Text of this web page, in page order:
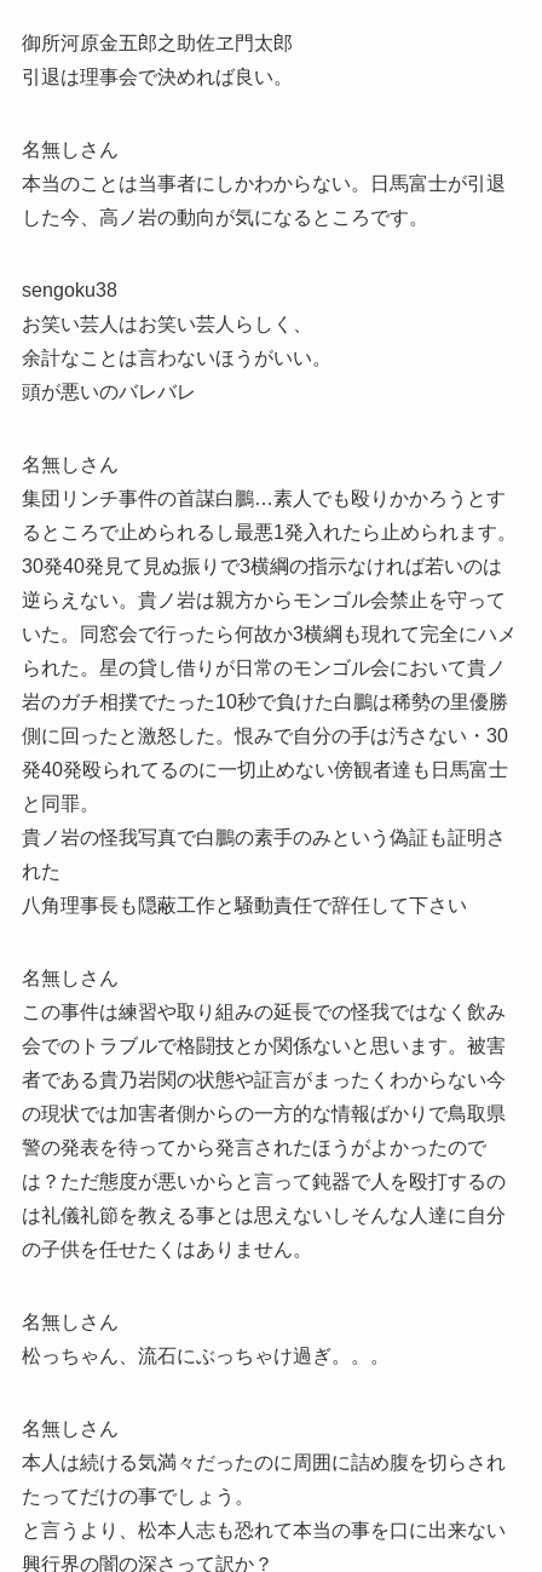
御所河原金五郎之助佐ヱ門太郎
引退は理事会で決めれば良い。
名無しさん
本当のことは当事者にしかわからない。日馬富士が引退
した今、高ノ岩の動向が気になるところです。
sengoku38
お笑い芸人はお笑い芸人らしく、
余計なことは言わないほうがいい。
頭が悪いのバレバレ
名無しさん
集団リンチ事件の首謀白鵬…素人でも殴りかかろうとす
るところで止められるし最悪1発入れたら止められます。
30発40発見て見ぬ振りで3横綱の指示なければ若いのは
逆らえない。貴ノ岩は親方からモンゴル会禁止を守って
いた。同窓会で行ったら何故か3横綱も現れて完全にハメ
られた。星の貸し借りが日常のモンゴル会において貴ノ
岩のガチ相撲でたった10秒で負けた白鵬は稀勢の里優勝
側に回ったと激怒した。恨みで自分の手は汚さない・30
発40発殴られてるのに一切止めない傍観者達も日馬富士
と同罪。
貴ノ岩の怪我写真で白鵬の素手のみという偽証も証明さ
れた
八角理事長も隠蔽工作と騒動責任で辞任して下さい
名無しさん
この事件は練習や取り組みの延長での怪我ではなく飲み
会でのトラブルで格闘技とか関係ないと思います。被害
者である貴乃岩関の状態や証言がまったくわからない今
の現状では加害者側からの一方的な情報ばかりで鳥取県
警の発表を待ってから発言されたほうがよかったので
は？ただ態度が悪いからと言って鈍器で人を殴打するの
は礼儀礼節を教える事とは思えないしそんな人達に自分
の子供を任せたくはありません。
名無しさん
松っちゃん、流石にぶっちゃけ過ぎ。。。
名無しさん
本人は続ける気満々だったのに周囲に詰め腹を切らされ
たってだけの事でしょう。
と言うより、松本人志も恐れて本当の事を口に出来ない
興行界の闇の深さって訳か？